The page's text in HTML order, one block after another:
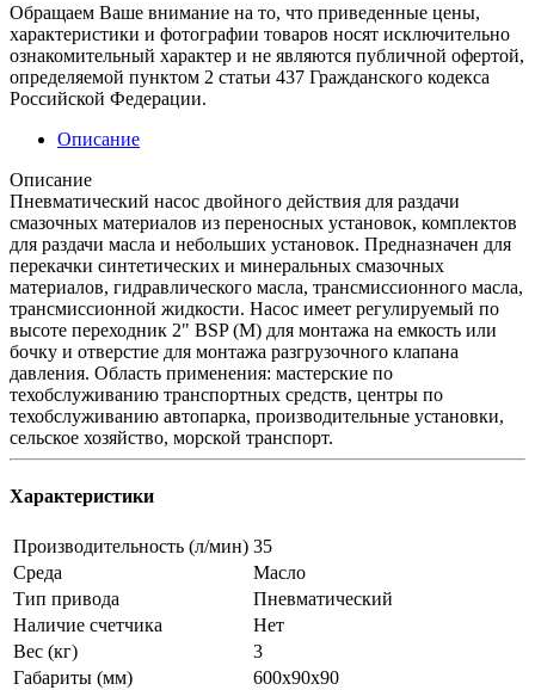
Обращаем Ваше внимание на то, что приведенные цены,
характеристики и фотографии товаров носят исключительно
ознакомительный характер и не являются публичной офертой,
определяемой пунктом 2 статьи 437 Гражданского кодекса
Российской Федерации.
Описание
Описание
Пневматический насос двойного действия для раздачи
смазочных материалов из переносных установок, комплектов
для раздачи масла и небольших установок. Предназначен для
перекачки синтетических и минеральных смазочных
материалов, гидравлического масла, трансмиссионного масла,
трансмиссионной жидкости. Насос имеет регулируемый по
высоте переходник 2" BSP (M) для монтажа на емкость или
бочку и отверстие для монтажа разгрузочного клапана
давления. Область применения: мастерские по
техобслуживанию транспортных средств, центры по
техобслуживанию автопарка, производительные установки,
сельское хозяйство, морской транспорт.
Характеристики
Производительность (л/мин) 35
Среда
Масло
Тип привода
Пневматический
Наличие счетчика
Нет
Вес (кг)
3
Габариты (мм)
600х90х90